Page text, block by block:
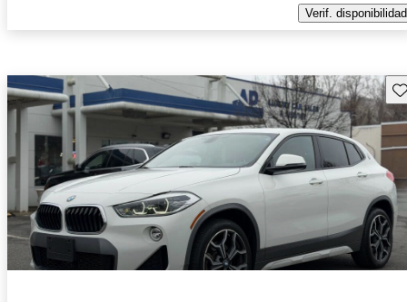
Verif. disponibilidad